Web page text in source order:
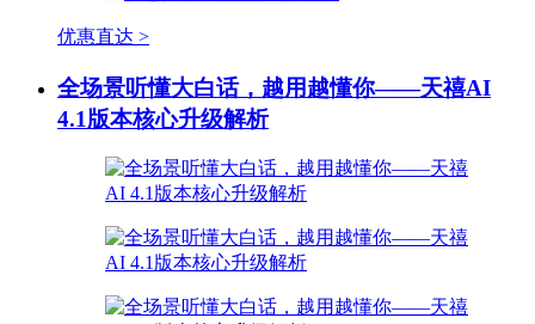
优惠直达 >
全场景听懂大白话，越用越懂你——天禧AI
4.1版本核心升级解析